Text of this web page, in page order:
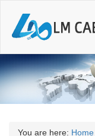
You are here: Home